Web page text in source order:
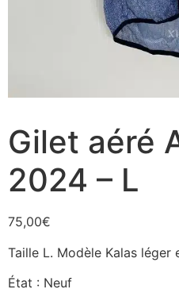
Gilet aéré
2024 – L
75,00€
Taille L. Modèle Kalas léger
État : Neuf